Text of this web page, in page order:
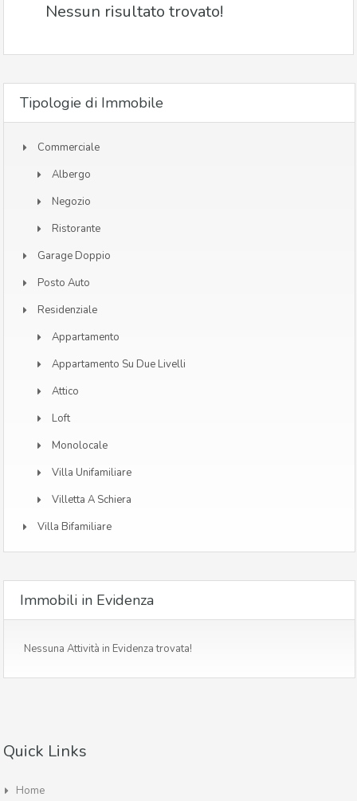
Nessun risultato trovato!
Tipologie di Immobile
Commerciale
Albergo
Negozio
Ristorante
Garage Doppio
Posto Auto
Residenziale
Appartamento
Appartamento Su Due Livelli
Attico
Loft
Monolocale
Villa Unifamiliare
Villetta A Schiera
Villa Bifamiliare
Immobili in Evidenza
Nessuna Attività in Evidenza trovata!
Quick Links
Home